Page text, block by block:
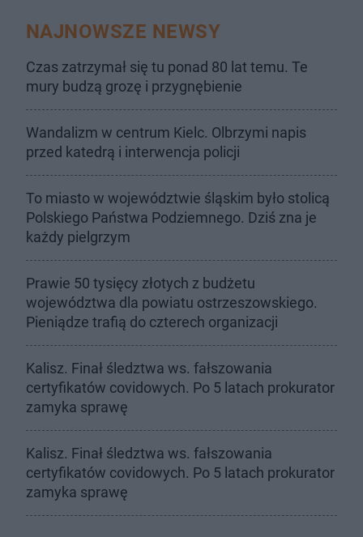
NAJNOWSZE NEWSY
Czas zatrzymał się tu ponad 80 lat temu. Te
mury budzą grozę i przygnębienie
Wandalizm w centrum Kielc. Olbrzymi napis
przed katedrą i interwencja policji
To miasto w województwie śląskim było stolicą
Polskiego Państwa Podziemnego. Dziś zna je
każdy pielgrzym
Prawie 50 tysięcy złotych z budżetu
województwa dla powiatu ostrzeszowskiego.
Pieniądze trafią do czterech organizacji
Kalisz. Finał śledztwa ws. fałszowania
certyfikatów covidowych. Po 5 latach prokurator
zamyka sprawę
Kalisz. Finał śledztwa ws. fałszowania
certyfikatów covidowych. Po 5 latach prokurator
zamyka sprawę